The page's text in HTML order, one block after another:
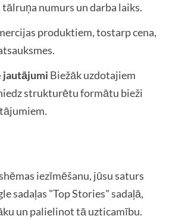
numurs un darba laiks.
produktiem, tostarp cena,
jautājumi Biežāk uzdotajiem
strukturētu formātu bieži
iezīmēšanu, jūsu saturs
sadaļas "Top Stories" sadaļā,
un palielinot tā uzticamību.